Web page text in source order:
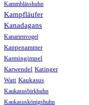
Kammblässhuhn
Kampfläufer
Kanadagans
Kanarienvogel
Kappenammer
Karmingimpel
Karwendel Katinger
Watt Kaukasus
Kaukasusbirkhuhn
Kaukasuskönigshuhn